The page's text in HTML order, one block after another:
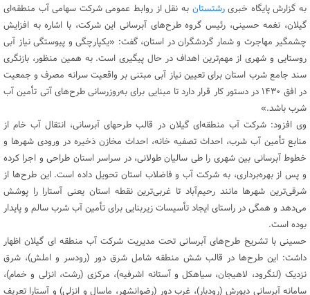
به گزارش پایگاه خبریرشتستان به نقل از روابط عمومی شرکت سهامی آب منطقه‌ای
گیلان، نغمه حسینی، رئیس گروه طرح‌های آبرسانی این شرکت، با اشاره به افزایش
چشمگیر مهاجرت و شمار گردشگران در استان، گفت: «یکپارچگی و پیوستگی نیاز آبی
روستایی و شهری از مهم‌ترین اهداف در حال پیگیری است. به همین منظور، بازنگری
سند جامع شرب استان برای تعیین نیاز آبی مبتنی بر واقعیت سرانه مصرف و جمعیت
در افق ۱۴۳۰ در دستور کار قرار دارد تا مبنایی برای به‌روزرسانی طرح‌های آتی تأمین آب
شرب باشد.»
وی افزود: شرکت آب منطقه‌ای گیلان در قالب طرحهای آبرسانی، انتقال آب خام از
منابع تأمین آب شرب، احداث تصفیه خانه، احداث مخازن ذخیره در ورودی شهرها و
خطوط آبرسانی بین شهری را طی سالیان طولانی، در سراسر استان طراحی و اجرا کرده
و پس از بهره‌برداری، به شرکت آب و فاضلاب استان تحویل داده است. این طرح‌ها از
شرقی‌ترین شهرها مانند رحیم‌آباد تا غربی‌ترین نقطه استان یعنی آستارا را پوشش
می‌دهد و همگی در راستای ایجاد تأسیسات زیربنایی برای تأمین آب شرب سالم و پایدار
بوده است.
حسینی با تشریح طرح‌های آبرسانی تحت مدیریت شرکت آب منطقه ای گیلان اظهار
داشت: این طرح‌ها در قالب شش منطقه شامل شرق دور (رودسر و املش)، شرق
نزدیک (لنگرود، لاهیجان، سیاهکل و آستانه اشرفیه)، مرکزی (رشت، انزلی و خمام)،
سامانه آبرسانی دیورش (رودبار)، غرب دور (رضوانشهر، ماسال و انزلی) و آستارا تعریف